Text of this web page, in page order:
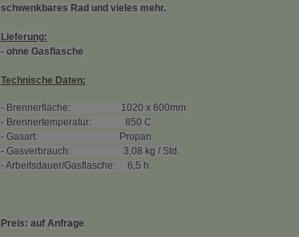
schwenkbares Rad und vieles mehr.
Lieferung:
- ohne Gasflasche
Technische Daten:
- Brennerfläche: 1020 x 600mm
- Brennertemperatur: 850 C
- Gasart: Propan
- Gasverbrauch: 3,08 kg / Std.
- Arbeitsdauer/Gasflasche: 6,5 h
Preis: auf Anfrage